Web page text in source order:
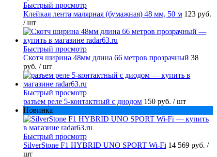
Быстрый просмотр
Клейкая лента малярная (бумажная) 48 мм, 50 м 123 руб.
/ шт
Быстрый просмотр
Скотч ширина 48мм длина 66 метров прозрачный 38
руб. / шт
Быстрый просмотр
разъем реле 5-контактный с диодом 150 руб. / шт
Новинка
Быстрый просмотр
SilverStone F1 HYBRID UNO SPORT Wi-Fi 14 569 руб. /
шт